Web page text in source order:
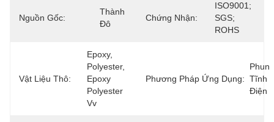
Nguồn Gốc:
Thành
Đô
Chứng Nhận:
ISO9001;
SGS;
ROHS
Vật Liệu Thô:
Epoxy,
Polyester,
Epoxy
Polyester
Vv
Phương Pháp Ứng Dụng:
Phun
Tĩnh
Điện